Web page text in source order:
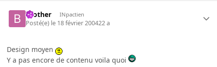
brother INpactien
Posté(e) le 18 février 200422 a
Design moyen
Y a pas encore de contenu voila quoi